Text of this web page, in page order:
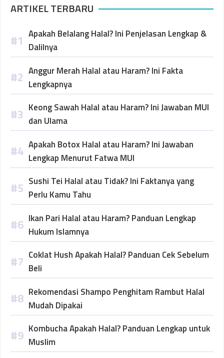
ARTIKEL TERBARU
Apakah Belalang Halal? Ini Penjelasan Lengkap &
Dalilnya
Anggur Merah Halal atau Haram? Ini Fakta
Lengkapnya
Keong Sawah Halal atau Haram? Ini Jawaban MUI
dan Ulama
Apakah Botox Halal atau Haram? Ini Jawaban
Lengkap Menurut Fatwa MUI
Sushi Tei Halal atau Tidak? Ini Faktanya yang
Perlu Kamu Tahu
Ikan Pari Halal atau Haram? Panduan Lengkap
Hukum Islamnya
Coklat Hush Apakah Halal? Panduan Cek Sebelum
Beli
Rekomendasi Shampo Penghitam Rambut Halal
Mudah Dipakai
Kombucha Apakah Halal? Panduan Lengkap untuk
Muslim